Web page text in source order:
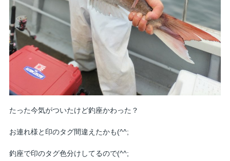
たった今気がついたけど釣座かわった？
お連れ様と印のタグ間違えたかも(^^;
釣座で印のタグ色分けしてるので(^^;